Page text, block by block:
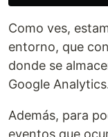
Como ves,
entorno, que
donde se
Google
Además, para
eventos que